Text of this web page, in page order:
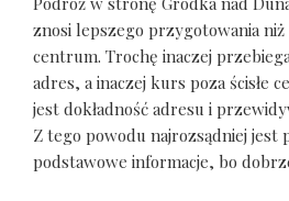
znosi lepszego przygotowania
centrum. Trochę inaczej
adres, a inaczej kurs poza ścisłe
jest dokładność adresu i
Z tego powodu najrozsądniej jest
podstawowe informacje, bo